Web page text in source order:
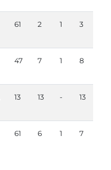
61 2 1 3
47 7 1 8
13 13 - 13
61 6 1 7